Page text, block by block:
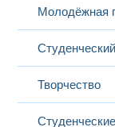
Молодёжная
Творчество